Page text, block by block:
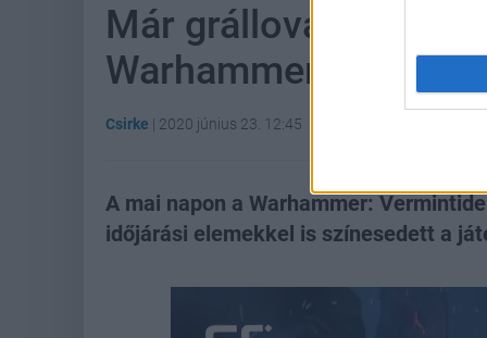
Már grállovagként is
Warhammer:
Csirke | 2020 június 23. 12:45
A mai napon a Warhammer:
időjárási elemekkel is színesedett a